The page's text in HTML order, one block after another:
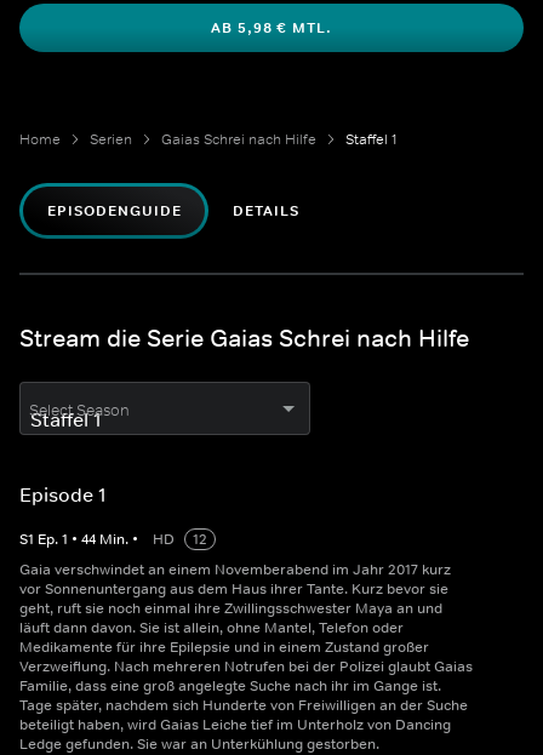
AB 5,98 € MTL.
Home Serien Gaias Schrei nach Hilfe Staffel 1
EPISODENGUIDE DETAILS
Stream die Serie Gaias Schrei nach Hilfe
Select Season
Episode 1
S1 Ep.1 • 44 Min. • HD
12
Gaia verschwindet an einem Novemberabend im Jahr 2017 kurz
vor Sonnenuntergang aus dem Haus ihrer Tante. Kurz bevor sie
geht, ruft sie noch einmal ihre Zwillingsschwester Maya an und
läuft dann davon. Sie ist allein, ohne Mantel, Telefon oder
Medikamente für ihre Epilepsie und in einem Zustand großer
Verzweiflung. Nach mehreren Notrufen bei der Polizei glaubt Gaias
Familie, dass eine groß angelegte Suche nach ihr im Gange ist.
Tage später, nachdem sich Hunderte von Freiwilligen an der Suche
beteiligt haben, wird Gaias Leiche tief im Unterholz von Dancing
Ledge gefunden. Sie war an Unterkühlung gestorben.